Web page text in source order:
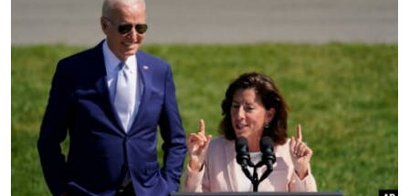
转
中东
欧洲
非洲
美洲
全球议题
经济·金融·贸易
人权·法律·宗教
科教·文娱·体健
军事
劳工
环境
热点专题
白宫要闻
国会报道
美中关系
美国建国250周年
VOA视频
VOA今日焦点
中文广播
关注我们